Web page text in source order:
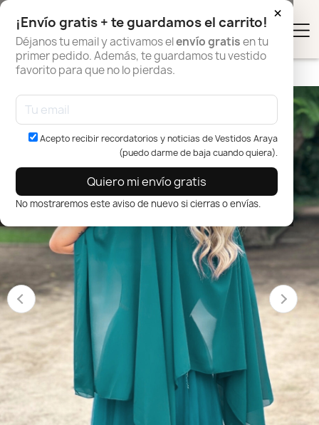
×
¡Envío gratis + te guardamos el carrito!
Déjanos tu email y activamos elenvío gratisen tu
primer pedido. Además, te guardamos tu vestido
favorito para que no lo pierdas.
Acepto recibir recordatorios y noticias de Vestidos Araya
(puedo darme de baja cuando quiera).
Quiero mi envío gratis
No mostraremos este aviso de nuevo si cierras o envías.
Inicio Complementos Invitada Capa Gasa